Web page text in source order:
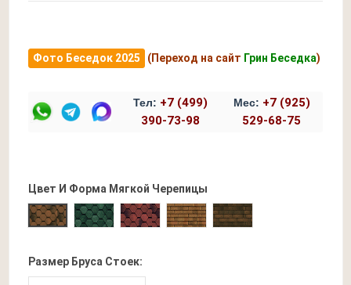
Фото Беседок 2025 (Переход на сайт Грин Беседка)
Тел: +7 (499)
390-73-98
Мес: +7 (925)
529-68-75
Цвет И Форма Мягкой Черепицы
Прима Коричневая
Прима ЗеленаяПрима Бордовая
Трио Коричневая
Трио Темно-
Размер Бруса Стоек: